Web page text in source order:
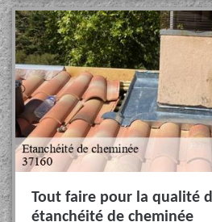
Tout faire pour la qualité
étanchéité de cheminée